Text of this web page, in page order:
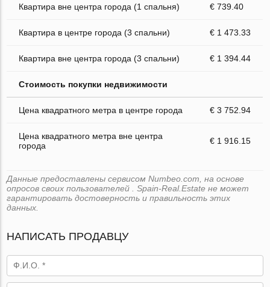
Квартира вне центра города (1 спальня) € 739.40
Квартира в центре города (3 спальни) € 1 473.33
Квартира вне центра города (3 спальни) € 1 394.44
Стоимость покупки недвижимости
Цена квадратного метра в центре города € 3 752.94
Цена квадратного метра вне центра
города
€ 1 916.15
Данные предоставлены сервисом Numbeo.com, на основе
опросов своих пользователей . Spain-Real.Estate не может
гарантировать достоверность и правильность этих
данных.
НАПИСАТЬ ПРОДАВЦУ